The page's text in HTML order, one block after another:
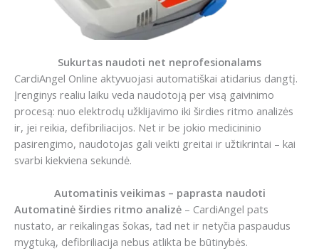
Sukurtas naudoti net neprofesionalams
CardiAngel Online aktyvuojasi automatiškai atidarius dangtį.
Įrenginys realiu laiku veda naudotoją per visą gaivinimo
procesą: nuo elektrodų užklijavimo iki širdies ritmo analizės
ir, jei reikia, defibriliacijos. Net ir be jokio medicininio
pasirengimo, naudotojas gali veikti greitai ir užtikrintai – kai
svarbi kiekviena sekundė.
Automatinis veikimas – paprasta naudoti
Automatinė širdies ritmo analizė – CardiAngel pats
nustato, ar reikalingas šokas, tad net ir netyčia paspaudus
mygtuką, defibriliacija nebus atlikta be būtinybės.